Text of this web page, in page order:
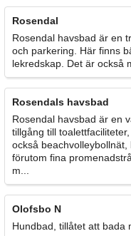
Rosendal
Rosendal havsbad är en
och parkering. Här finns
lekredskap. Det är också
Rosendals havsbad
Rosendal havsbad är en
tillgång till
också
förutom fina
m...
Olofsbo N
Hundbad, tillåtet att bada